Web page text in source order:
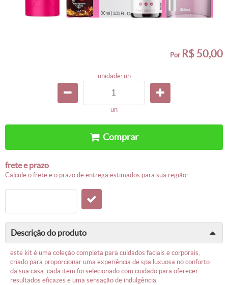
por R$ 50,00
unidade: un
un
comprar
frete e prazo
calcule o frete e o prazo de entrega estimados para sua região:
descrição do produto
este kit é uma coleção completa para cuidados faciais e corporais,
criado para proporcionar uma experiência de spa luxuosa no conforto
da sua casa. cada item foi selecionado com cuidado para oferecer
resultados eficazes e uma sensação de indulgência.